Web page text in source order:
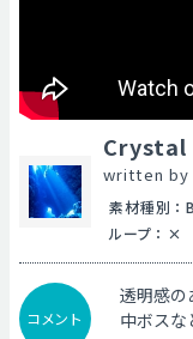
written
素材種別 ：
ループ ：
コメント
透明感の
中ボスな